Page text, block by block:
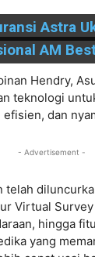
Astra
AM
Hendry,
teknologi
dan
- Advertisement -
telah
Virtual
hingga
yang